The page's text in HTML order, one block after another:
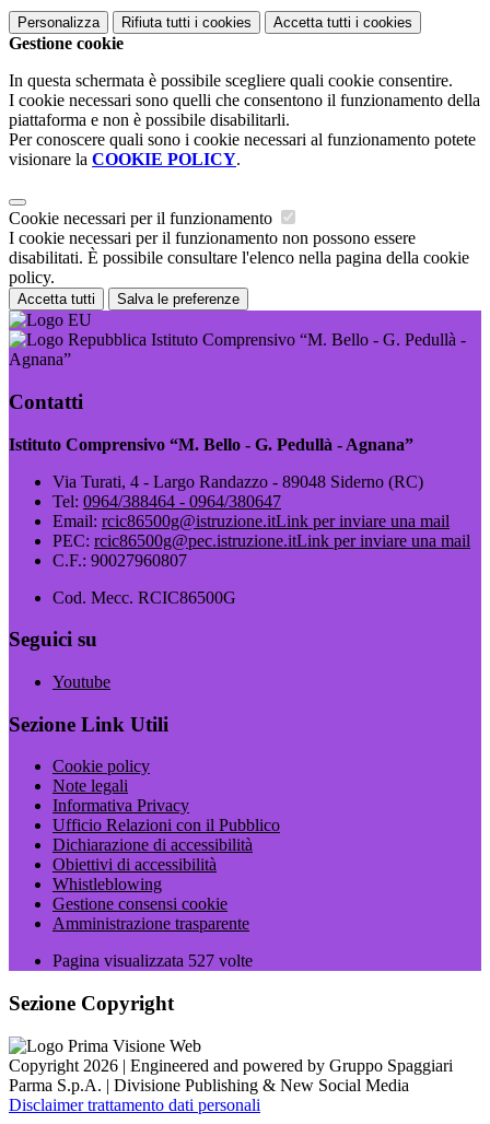
Personalizza Rifiuta tutti i cookies Accetta tutti i cookies
Gestione cookie
In questa schermata è possibile scegliere quali cookie consentire.
I cookie necessari sono quelli che consentono il funzionamento della
piattaforma e non è possibile disabilitarli.
Per conoscere quali sono i cookie necessari al funzionamento potete
visionare la COOKIE POLICY.
Cookie necessari per il funzionamento
I cookie necessari per il funzionamento non possono essere
disabilitati. È possibile consultare l'elenco nella pagina della cookie
policy.
Accetta tutti Salva le preferenze
Istituto Comprensivo “M. Bello - G. Pedullà -
Agnana”
Contatti
Istituto Comprensivo “M. Bello - G. Pedullà - Agnana”
Via Turati, 4 - Largo Randazzo - 89048 Siderno (RC)
Tel: 0964/388464 - 0964/380647
Email: rcic86500g@istruzione.itLink per inviare una mail
PEC: rcic86500g@pec.istruzione.itLink per inviare una mail
C.F.: 90027960807
Cod. Mecc. RCIC86500G
Seguici su
Youtube
Sezione Link Utili
Cookie policy
Note legali
Informativa Privacy
Ufficio Relazioni con il Pubblico
Dichiarazione di accessibilità
Obiettivi di accessibilità
Whistleblowing
Gestione consensi cookie
Amministrazione trasparente
Pagina visualizzata 527 volte
Sezione Copyright
Copyright 2026 | Engineered and powered by Gruppo Spaggiari
Parma S.p.A. | Divisione Publishing & New Social Media
Disclaimer trattamento dati personali